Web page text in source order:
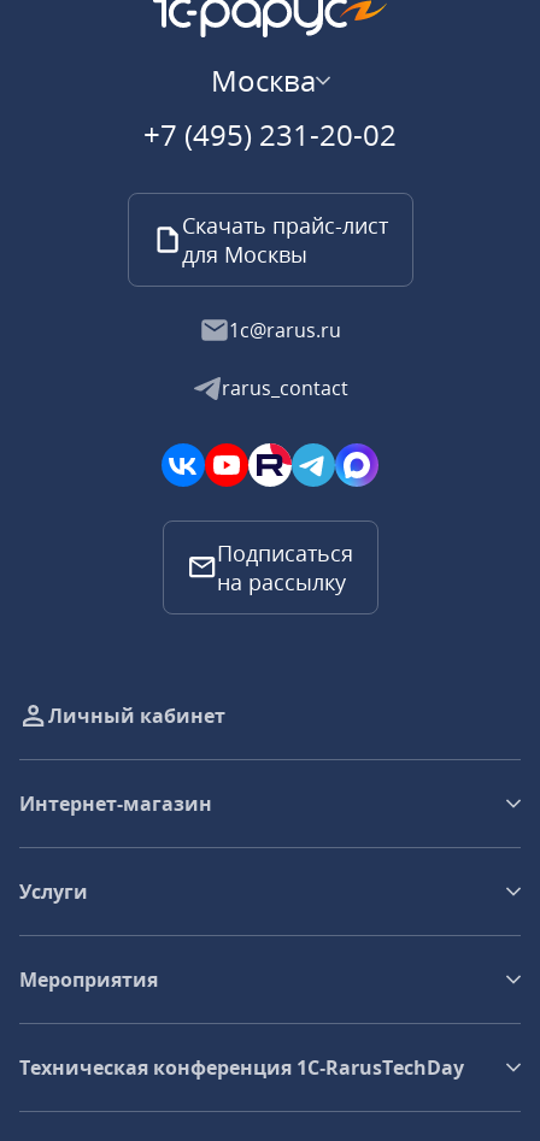
Москва
+7 (495) 231-20-02
Скачать прайс-лист
для Москвы
1c@rarus.ru
rarus_contact
Подписаться
на рассылку
Личный кабинет
Интернет-магазин
Услуги
Мероприятия
Техническая конференция 1C‑RarusTechDay